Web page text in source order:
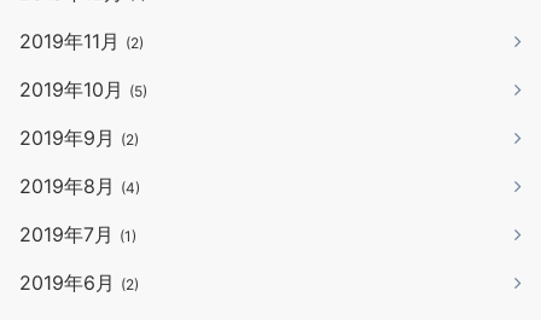
2019年11月 (2)
2019年10月 (5)
2019年9月 (2)
2019年8月 (4)
2019年7月 (1)
2019年6月 (2)